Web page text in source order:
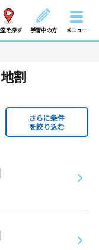
を探す 学習中の方 メニュー
割
さらに条件
を絞り込む